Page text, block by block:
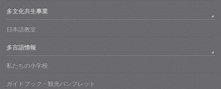
多文化共生事業
日本語教室
多言語情報
私たちの小学校
ガイドブック・観光パンフレット